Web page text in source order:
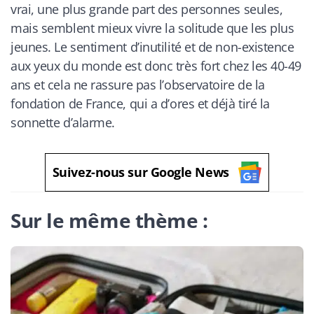
vrai, une plus grande part des personnes seules,
mais semblent mieux vivre la solitude que les plus
jeunes. Le sentiment d’inutilité et de non-existence
aux yeux du monde est donc très fort chez les 40-49
ans et cela ne rassure pas l’observatoire de la
fondation de France, qui a d’ores et déjà tiré la
sonnette d’alarme.
Suivez-nous sur Google News
Sur le même thème :